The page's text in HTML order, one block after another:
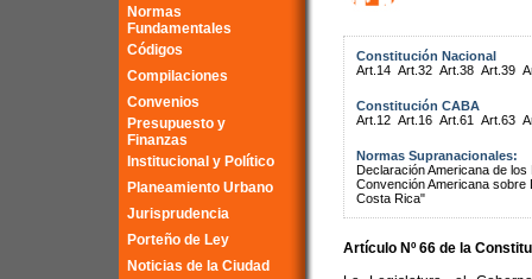
Normas
Fundamentales
Códigos
Compilaciones
Convenios
Presupuesto y
Finanzas
Institucional y Político
Planeamiento Urbano
Jurisprudencia
Porteño de Ley
Noticias de la Ciudad
Constitución Nacional
Art.14 Art.32 Art.38 Art.39
Constitución CABA
Art.12 Art.16 Art.61 Art.63
Normas Supranacionales:
Declaración Americana de
Convención Americana
Costa Rica"
Artículo Nº 66 de la